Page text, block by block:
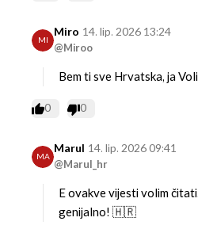
MI
Miro
@Miroo
14. lip. 2026 13:24
Bem ti sve Hrvatska, ja
0 0
MA
Marul
@Marul_hr
14. lip. 2026 09:41
E ovakve vijesti volim
genijalno! 🇭🇷